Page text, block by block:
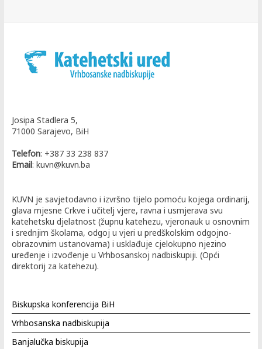
Josipa Stadlera 5,
71000 Sarajevo, BiH
Telefon: +387 33 238 837
Email: kuvn@kuvn.ba
KUVN je savjetodavno i izvršno tijelo pomoću kojega ordinarij,
glava mjesne Crkve i učitelj vjere, ravna i usmjerava svu
katehetsku djelatnost (župnu katehezu, vjeronauk u osnovnim
i srednjim školama, odgoj u vjeri u predškolskim odgojno-
obrazovnim ustanovama) i usklađuje cjelokupno njezino
uređenje i izvođenje u Vrhbosanskoj nadbiskupiji. (Opći
direktorij za katehezu).
Biskupska konferencija BiH
Vrhbosanska nadbiskupija
Banjalučka biskupija